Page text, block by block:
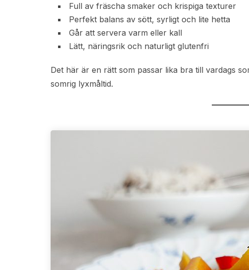
Full av fräscha smaker och krispiga texturer
Perfekt balans av sött, syrligt och lite hetta
Går att servera varm eller kall
Lätt, näringsrik och naturligt glutenfri
Det här är en rätt som passar lika bra till vardags
somrig lyxmåltid.